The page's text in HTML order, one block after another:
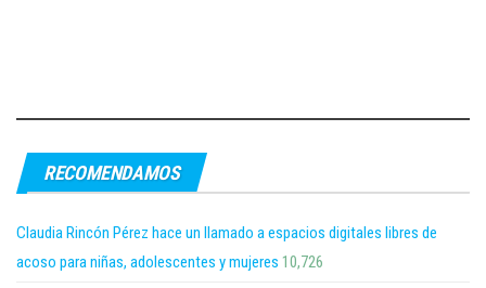
RECOMENDAMOS
Claudia Rincón Pérez hace un llamado a espacios digitales libres de
acoso para niñas, adolescentes y mujeres 10,726